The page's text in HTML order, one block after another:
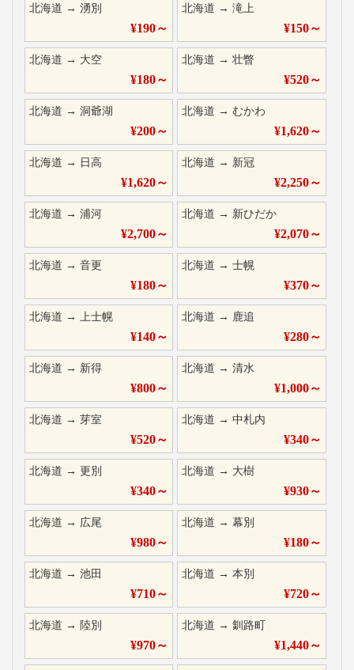
北海道 → 湧別
¥190～
北海道 →滝上
¥150～
北海道 → 大空
¥180～
北海道 →壮瞥
¥520～
北海道 → 洞爺湖
¥200～
北海道 →むかわ
¥1,620～
北海道 → 日高
¥1,620～
北海道 → 新冠
¥2,250～
北海道 → 浦河
¥2,700～
北海道 → 新ひだか
¥2,070～
北海道 → 音更
¥180～
北海道 →士幌
¥370～
北海道 → 上士幌
¥140～
北海道 → 鹿追
¥280～
北海道 → 新得
¥800～
北海道 →清水
¥1,000～
北海道 → 芽室
¥520～
北海道 →中札内
¥340～
北海道 → 更別
¥340～
北海道 → 大樹
¥930～
北海道 → 広尾
¥980～
北海道 →幕別
¥180～
北海道 → 池田
¥710～
北海道 →本別
¥720～
北海道 → 陸別
¥970～
北海道 →釧路町
¥1,440～